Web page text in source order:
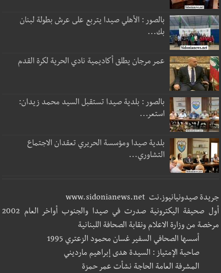
بالصور : الأهلي صيدا يتربع على عرش بطولة لبنان
بك...
عمر مرجان يطلق أكاديمية نادي الحرية لكرة القدم
بالصور : بلدية صيدا تستقبل السيد محمد زيدان:
استعر...
بلدية صيدا ومؤسسة الحريري تعقدان الاجتماع
التشاوري...
جريدة صيدونيانيوز.نت www.sidonianews.net
أول صحيفة اليكترونية صدرت في صيدا والجنوب أواخر العام 2002
مرخصة من وزارة الاعلام ونقابة الصحافة اللبنانية
أسسها الصحافي السفير غسان محمود الزعتري 1995
صاحبة الإمتياز : السيدة هدى إبراهيم مارديني
المشرفة العامة الحاجة نشأت عمر حمزة